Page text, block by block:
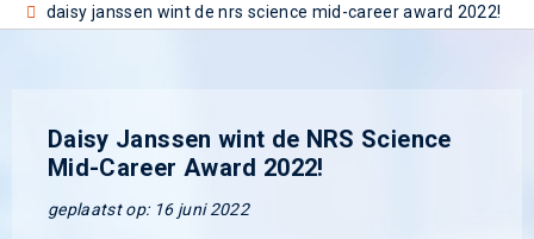
daisy janssen wint de nrs science mid-career award 2022!
Daisy Janssen wint de NRS Science
Mid-Career Award 2022!
geplaatst op: 16 juni 2022